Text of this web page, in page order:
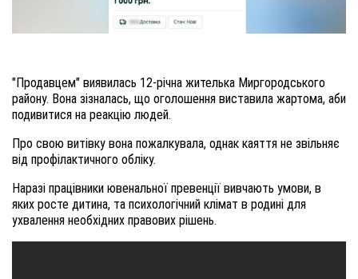
"Продавцем" виявилась 12-річна жителька Миргородського
району. Вона зізналась, що оголошення виставила жартома, аби
подивитися на реакцію людей.
Про свою витівку вона пожалкувала, однак каяття не звільняє
від профілактичного обліку.
Наразі працівники ювенальної превенції вивчають умови, в
яких росте дитина, та психологічний клімат в родині для
ухвалення необхідних правових рішень.